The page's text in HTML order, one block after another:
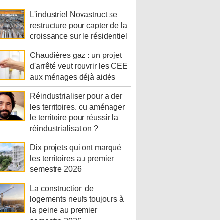
L'industriel Novastruct se
restructure pour capter de la
croissance sur le résidentiel
Chaudières gaz : un projet
d'arrêté veut rouvrir les CEE
aux ménages déjà aidés
Réindustrialiser pour aider
les territoires, ou aménager
le territoire pour réussir la
réindustrialisation ?
Dix projets qui ont marqué
les territoires au premier
semestre 2026
La construction de
logements neufs toujours à
la peine au premier